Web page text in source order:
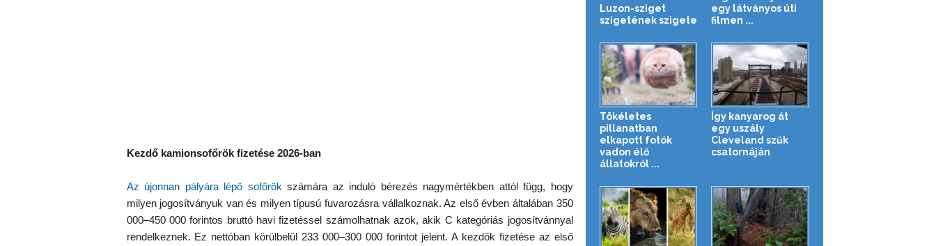
Kezdő kamionsofőrök fizetése 2026-ban
Az újonnan pályára lépő sofőrök számára az induló bérezés nagymértékben attól függ, hogy
milyen jogosítványuk van és milyen típusú fuvarozásra vállalkoznak. Az első évben általában 350
000–450 000 forintos bruttó havi fizetéssel számolhatnak azok, akik C kategóriás jogosítvánnyal
rendelkeznek. Ez nettóban körülbelül 233 000–300 000 forintot jelent. A kezdők fizetése az első
Luzon-sziget
szigetének szigete
egy látványos úti
filmen ...
Tökéletes
pillanatban
elkapott fotók
vadon élő
állatokról ...
Így kanyarog át
egy uszály
Cleveland szűk
csatornáján